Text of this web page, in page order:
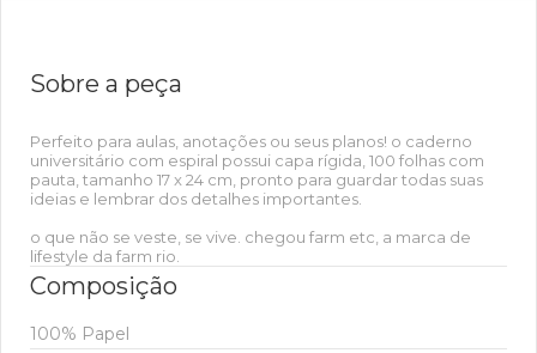
Sobre a peça
Perfeito para aulas, anotações ou seus planos! o caderno
universitário com espiral possui capa rígida, 100 folhas com
pauta, tamanho 17 x 24 cm, pronto para guardar todas suas
ideias e lembrar dos detalhes importantes.
o que não se veste, se vive. chegou farm etc, a marca de
lifestyle da farm rio.
Composição
100% Papel